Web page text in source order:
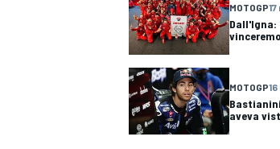
MOTOGP
MOTOGP
aveva